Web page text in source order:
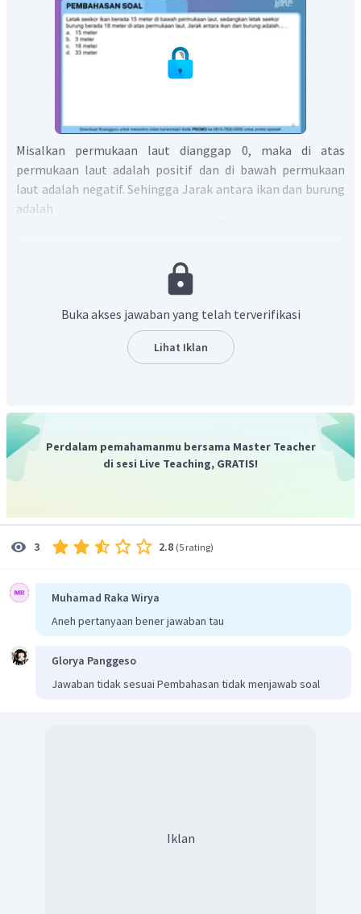
Misalkan permukaan laut dianggap 0, maka di atas
permukaan laut adalah positif dan di bawah permukaan
laut adalah negatif. Sehingga Jarak antara ikan dan burung
adalah
Jadi, jawaban yang tepat adalah D.
Buka akses jawaban yang telah terverifikasi
Lihat Iklan
Perdalam pemahamanmu bersama Master Teacher
di sesi Live Teaching, GRATIS!
3 2.8 (5 rating)
Muhamad Raka Wirya
Aneh pertanyaan bener jawaban tau
Glorya Panggeso
Jawaban tidak sesuai Pembahasan tidak menjawab soal
Iklan